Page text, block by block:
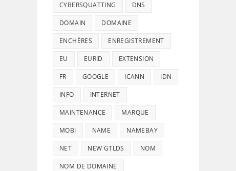
CYBERSQUATTING DNS
DOMAIN DOMAINE
ENCHÈRES ENREGISTREMENT
EU EURID EXTENSION
FR GOOGLE ICANN IDN
INFO INTERNET
MAINTENANCE MARQUE
MOBI NAME NAMEBAY
NET NEW GTLDS NOM
NOM DE DOMAINE